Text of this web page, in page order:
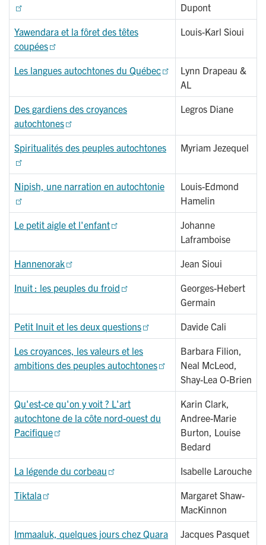
Dupont
Yawendara et la fôret des têtes
coupées
Louis-Karl Sioui
Les langues autochtones du Québec
Lynn Drapeau &
AL
Des gardiens des croyances
autochtones
Legros Diane
Spiritualités des peuples autochtones Myriam Jezequel
Nipish, une narration en autochtonie
Louis-Edmond
Hamelin
Le petit aigle et l'enfant
Johanne
Laframboise
Hannenorak Jean Sioui
Inuit : les peuples du froid
Georges-Hebert
Germain
Petit Inuit et les deux questions Davide Cali
Les croyances, les valeurs et les
ambitions des peuples autochtones
Barbara Filion,
Neal McLeod,
Shay-Lea O-Brien
Qu'est-ce qu'on y voit ? L'art
autochtone de la côte nord-ouest du
Pacifique
Karin Clark,
Andree-Marie
Burton, Louise
Bedard
La légende du corbeau Isabelle Larouche
Tiktala
Margaret Shaw-
MacKinnon
Immaaluk, quelques jours chez Quara
Jacques Pasquet